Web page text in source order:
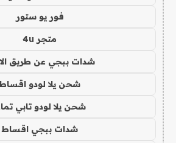
فور يو ستور
متجر 4u
شدات ببجي عن طريق
شحن يلا لودو
شحن يلا لودو تابي
شدات ببجي اقساط